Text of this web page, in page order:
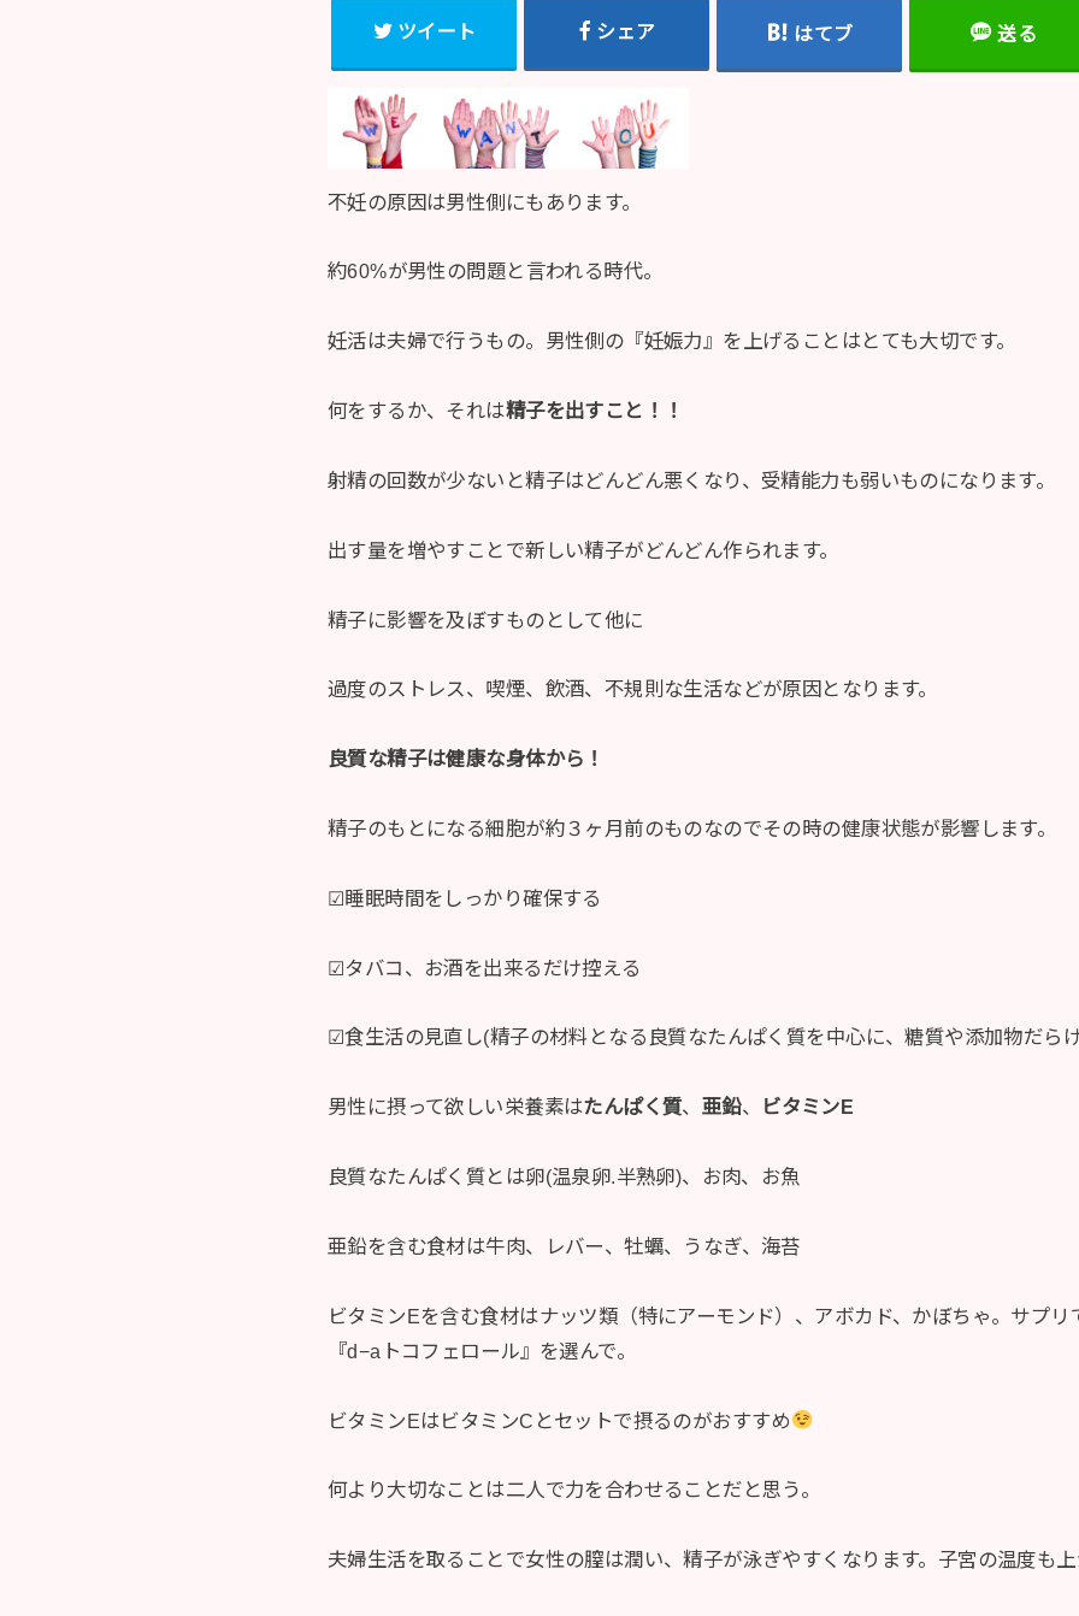
ツイート シェア はてブ 送る
不妊の原因は男性側にもあります。
約60%が男性の問題と言われる時代。
妊活は夫婦で行うもの。男性側の『妊娠力』を上げることはとても大切です。
何をするか、それは精子を出すこと！！
射精の回数が少ないと精子はどんどん悪くなり、受精能力も弱いものになります。
出す量を増やすことで新しい精子がどんどん作られます。
精子に影響を及ぼすものとして他に
過度のストレス、喫煙、飲酒、不規則な生活などが原因となります。
良質な精子は健康な身体から！
精子のもとになる細胞が約３ヶ月前のものなのでその時の健康状態が影響します。
☑︎睡眠時間をしっかり確保する
☑︎タバコ、お酒を出来るだけ控える
☑︎食生活の見直し(精子の材料となる良質なたんぱく質を中心に、糖質や添加物だら
男性に摂って欲しい栄養素はたんぱく質、 亜鉛、 ビタミンE
良質なたんぱく質とは卵(温泉卵.半熟卵)、お肉、お魚
亜鉛を含む食材は牛肉、レバー、牡蠣、うなぎ、海苔
ビタミンEを含む食材はナッツ類（特にアーモンド）、アボカド、かぼちゃ。サプリ
『d−aトコフェロール』を選んで。
ビタミンEはビタミンCとセットで摂るのがおすすめ
何より大切なことは二人で力を合わせることだと思う。
夫婦生活を取ることで女性の膣は潤い、精子が泳ぎやすくなります。子宮の温度も上